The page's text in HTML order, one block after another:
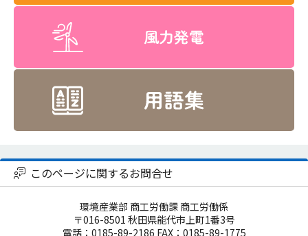
このページに関するお問合せ
環境産業部 商工労働課 商工労働係
〒016-8501 秋田県能代市上町1番3号
電話：0185-89-2186 FAX：0185-89-1775